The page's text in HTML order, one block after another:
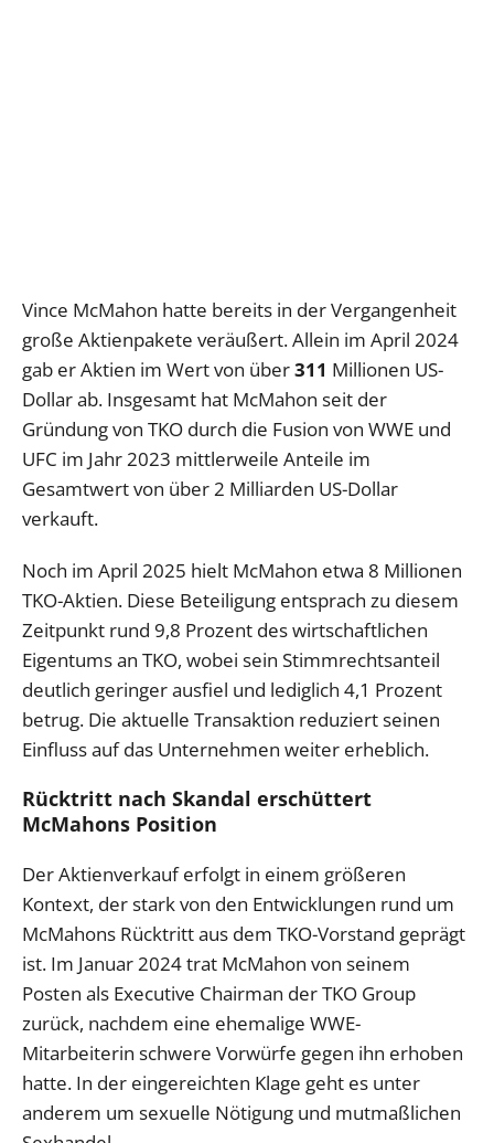
Vince McMahon hatte bereits in der Vergangenheit
große Aktienpakete veräußert. Allein im April 2024
gab er Aktien im Wert von über311 Millionen US-
Dollar ab. Insgesamt hat McMahon seit der
Gründung von TKO durch die Fusion von WWE und
UFC im Jahr 2023 mittlerweile Anteile im
Gesamtwert von über 2 Milliarden US-Dollar
verkauft.
Noch im April 2025 hielt McMahon etwa 8 Millionen
TKO-Aktien. Diese Beteiligung entsprach zu diesem
Zeitpunkt rund 9,8 Prozent des wirtschaftlichen
Eigentums an TKO, wobei sein Stimmrechtsanteil
deutlich geringer ausfiel und lediglich 4,1 Prozent
betrug. Die aktuelle Transaktion reduziert seinen
Einfluss auf das Unternehmen weiter erheblich.
Rücktritt nach Skandal erschüttert
McMahons Position
Der Aktienverkauf erfolgt in einem größeren
Kontext, der stark von den Entwicklungen rund um
McMahons Rücktritt aus dem TKO-Vorstand geprägt
ist. Im Januar 2024 trat McMahon von seinem
Posten als Executive Chairman der TKO Group
zurück, nachdem eine ehemalige WWE-
Mitarbeiterin schwere Vorwürfe gegen ihn erhoben
hatte. In der eingereichten Klage geht es unter
anderem um sexuelle Nötigung und mutmaßlichen